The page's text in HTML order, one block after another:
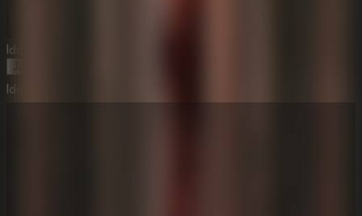
Idols Of Ash
Idols Of Ash